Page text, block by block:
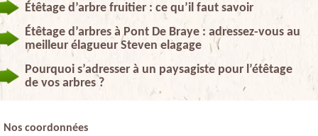
Étêtage d’arbre fruitier : ce qu’il faut savoir
Étêtage d’arbres à Pont De Braye : adressez-vous au
meilleur élagueur Steven elagage
Pourquoi s’adresser à un paysagiste pour l’étêtage
de vos arbres ?
Nos coordonnées